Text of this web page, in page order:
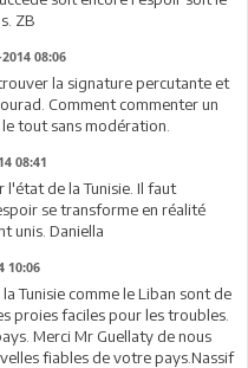
ZB
08:06
la signature percutante et
Comment commenter un
tout sans modération.
08:41
l'état de la Tunisie. Il faut
se transforme en réalité
unis. Daniella
10:06
Tunisie comme le Liban sont de
proies faciles pour les troubles.
Merci Mr Guellaty de nous
fiables de votre pays.Nassif